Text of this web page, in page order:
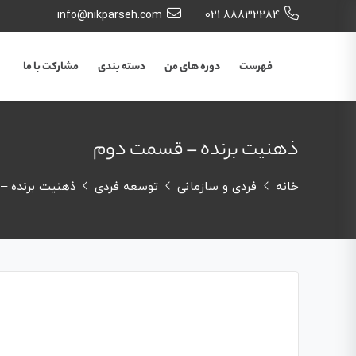
88832284 021
info@nikparseh.com
فهرست دوره های من دسته بندی مشارکت با ما
ذهنیت برنده – قسمت دوم
خانه فردی و سازمانی توسعه فردی ذهنیت برنده